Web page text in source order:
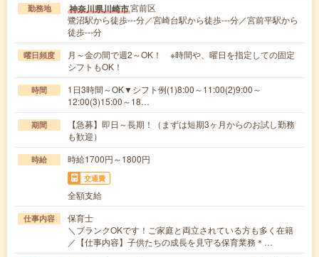
勤務地 神奈川県川崎市宮前区
鷺沼駅から徒歩---分／宮崎台駅から徒歩---分／宮前平駅から
徒歩---分
曜日頻度
月～金の間で週2～OK！ ※時間や、曜日を指定しての固定
シフトもOK！
時間
1日3時間～OK▼シフト例(1)8:00～11:00(2)9:00～
12:00(3)15:00～18…
期間
【急募】即日～長期！（まずは短期3ヶ月からのお試し勤務
も歓迎）
時給 時給1700円～1800円
交通費
全額支給
仕事内容
保育士
＼ブランクOKです！ご家庭と両立されている方も多く在籍
／【仕事内容】子供たちの成長を見守る保育業務＊…